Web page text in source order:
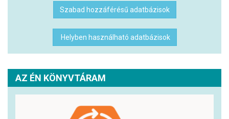
Szabad hozzáférésű adatbázisok
Helyben használható adatbázisok
AZ ÉN KÖNYVTÁRAM